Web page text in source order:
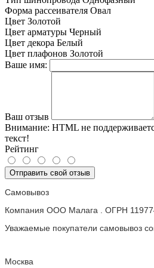
Форма рассеивателя Овал
Цвет Золотой
Цвет арматуры Черный
Цвет декора Белый
Цвет плафонов Золотой
Ваше имя:
Ваш отзыв
Внимание: HTML не
текст!
Рейтинг
Отправить свой отзыв
Самовывоз
Компания ООО Малага . ОГРН
Уважаемые покупатели самовывоз
Москва